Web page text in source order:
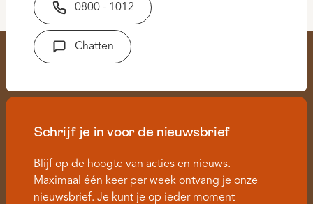
0800 - 1012
Chatten
Schrijf je in voor de nieuwsbrief
Blijf op de hoogte van acties en nieuws.
Maximaal één keer per week ontvang je onze
nieuwsbrief. Je kunt je op ieder moment